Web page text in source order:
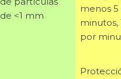
de <1 mm
menos 5
minutos,
por